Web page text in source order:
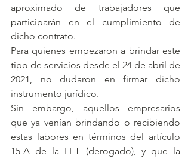
aproximado de trabajadores que
participarán en el cumplimiento de
dicho contrato.
Para quienes empezaron a brindar este
tipo de servicios desde el 24 de abril de
2021, no dudaron en firmar dicho
instrumento jurídico.
Sin embargo, aquellos empresarios
que ya venían brindando o recibiendo
estas labores en términos del artículo
15-A de la LFT (derogado), y que la